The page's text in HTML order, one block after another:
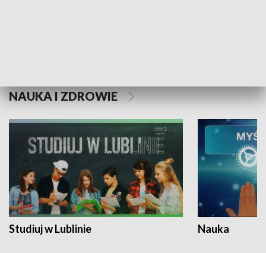
NAUKA I ZDROWIE
Studiuj w Lublinie Nauka